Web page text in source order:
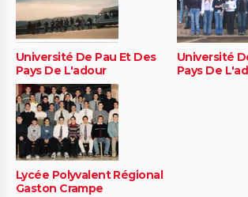
Université De Pau Et Des
Pays De L'adour
Université
Pays De
Lycée Polyvalent Régional
Gaston Crampe